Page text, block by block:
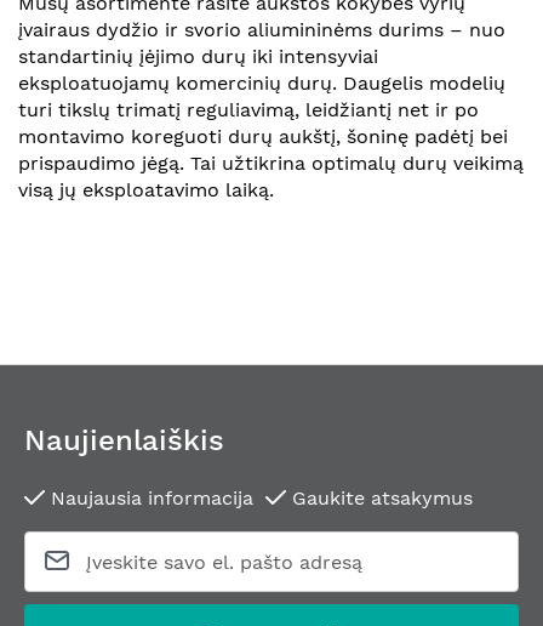
įvairaus dydžio ir svorio aliumininėms durims – nuo
standartinių įėjimo durų iki intensyviai
eksploatuojamų komercinių durų. Daugelis modelių
turi tikslų trimatį reguliavimą, leidžiantį net ir po
montavimo koreguoti durų aukštį, šoninę padėtį bei
prispaudimo jėgą. Tai užtikrina optimalų durų veikimą
visą jų eksploatavimo laiką.
Naujienlaiškis
Naujausia informacija Gaukite atsakymus